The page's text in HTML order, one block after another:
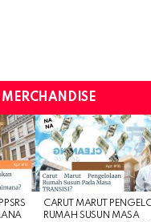
MERCHANDISE
CARUT MARUT
RUMAH SUSUN MASA